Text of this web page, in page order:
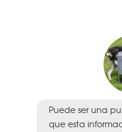
Puede ser una
que esta